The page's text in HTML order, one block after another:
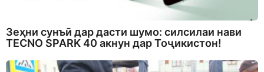
Зеҳни сунъӣ дар дасти шумо: силсилаи нави
TECNO SPARK 40 акнун дар Тоҷикистон!